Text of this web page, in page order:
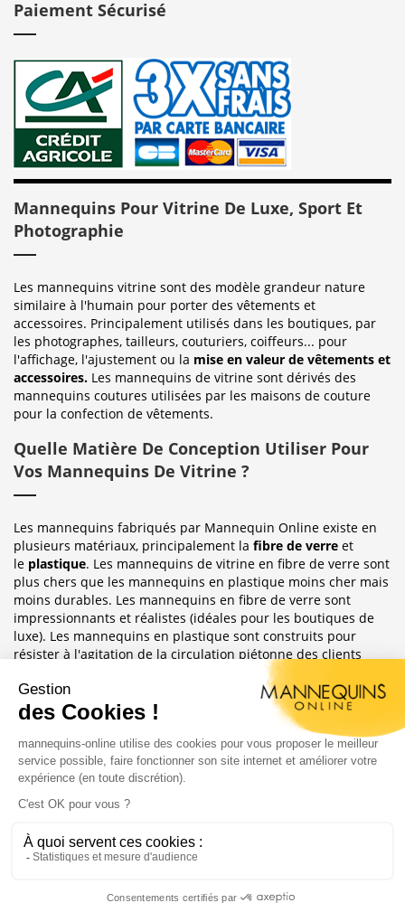
Paiement Sécurisé
Mannequins Pour Vitrine De Luxe, Sport Et
Photographie
Les mannequins vitrine sont des modèle grandeur nature
similaire à l'humain pour porter des vêtements et
accessoires. Principalement utilisés dans les boutiques, par
les photographes, tailleurs, couturiers, coiffeurs... pour
l'affichage, l'ajustement ou la mise en valeur de vêtements et
accessoires. Les mannequins de vitrine sont dérivés des
mannequins coutures utilisées par les maisons de couture
pour la confection de vêtements.
Quelle Matière De Conception Utiliser Pour
Vos Mannequins De Vitrine ?
Les mannequins fabriqués par Mannequin Online existe en
plusieurs matériaux, principalement la fibre de verre et
le plastique. Les mannequins de vitrine en fibre de verre sont
plus chers que les mannequins en plastique moins cher mais
moins durables. Les mannequins en fibre de verre sont
impressionnants et réalistes (idéales pour les boutiques de
luxe). Les mannequins en plastique sont construits pour
résister à l'agitation de la circulation piétonne des clients
habituellement observée dans le magasin où ils sont placés.
Sublimez Vos Boutiques, Vitrines Et
Les mannequins sont idéales pour les magasins de détail, en
étalages de magasin ou décoration de vitrine. Ils ont
d'afficher leurs produits ou prendre des photos.
mannequins pour magasin